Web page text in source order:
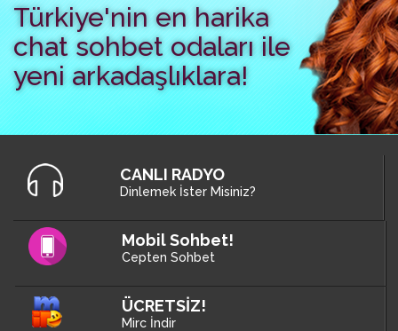
Türkiye'nin en harika
chat sohbet odaları ile
yeni arkadaşlıklara!
CANLI RADYO
Dinlemek İster Misiniz?
Mobil Sohbet!
Cepten Sohbet
ÜCRETSİZ!
Mirc İndir